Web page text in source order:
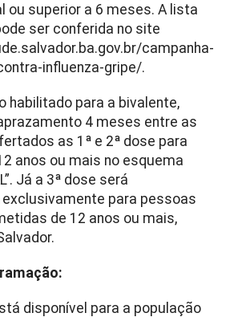
ou superior a 6 meses. A lista
ser conferida no site
campanha-
influenza-gripe/.
habilitado para a bivalente,
4 meses entre as
as 1ª e 2ª dose para
anos ou mais no esquema
Já a 3ª dose será
para pessoas
de 12 anos ou mais,
disponível para a população